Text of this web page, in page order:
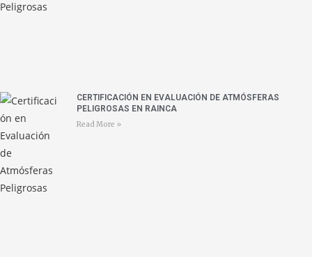
CERTIFICACIÓN EN EVALUACIÓN DE ATMÓSFERAS
PELIGROSAS EN RAINCA
Read More »